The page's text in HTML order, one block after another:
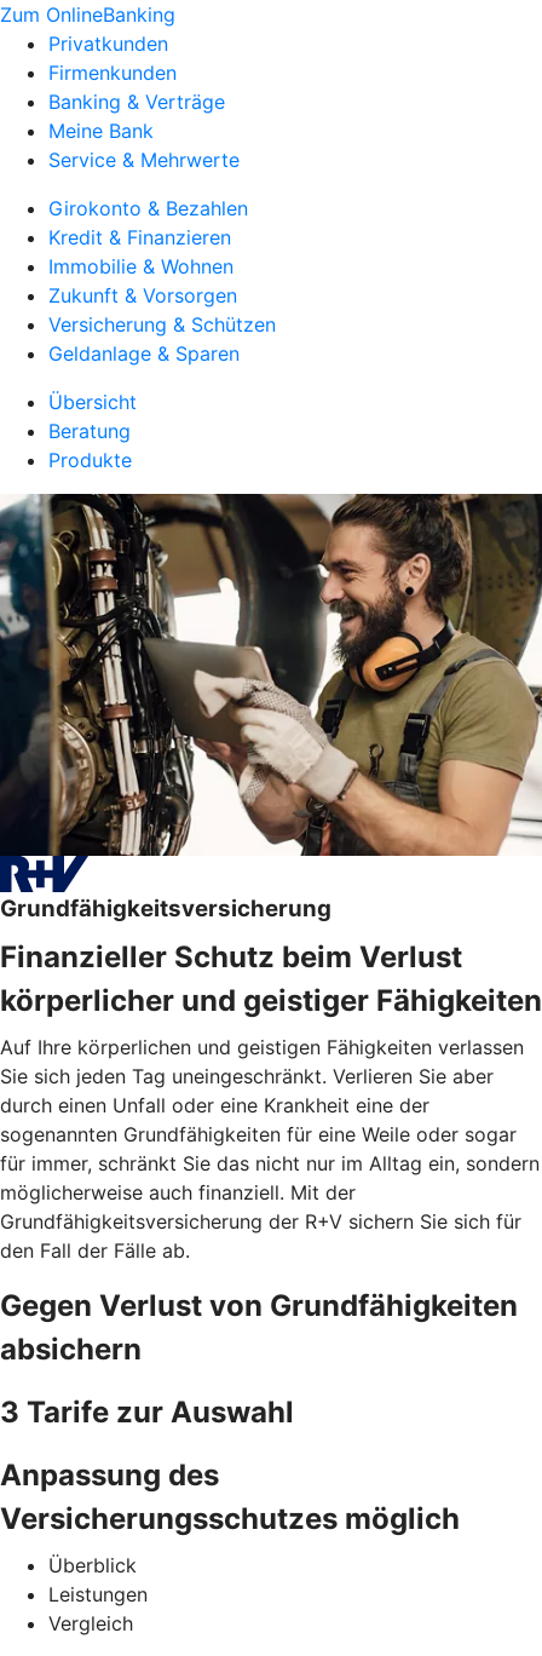
Zum OnlineBanking
Privatkunden
Firmenkunden
Banking & Verträge
Meine Bank
Service & Mehrwerte
Girokonto & Bezahlen
Kredit & Finanzieren
Immobilie & Wohnen
Zukunft & Vorsorgen
Versicherung & Schützen
Geldanlage & Sparen
Übersicht
Beratung
Produkte
Grundfähigkeitsversicherung
Finanzieller Schutz beim Verlust
körperlicher und geistiger Fähigkeiten
Auf Ihre körperlichen und geistigen Fähigkeiten verlassen
Sie sich jeden Tag uneingeschränkt. Verlieren Sie aber
durch einen Unfall oder eine Krankheit eine der
sogenannten Grundfähigkeiten für eine Weile oder sogar
für immer, schränkt Sie das nicht nur im Alltag ein, sondern
möglicherweise auch finanziell. Mit der
Grundfähigkeitsversicherung der R+V sichern Sie sich für
den Fall der Fälle ab.
Gegen Verlust von Grundfähigkeiten
absichern
3 Tarife zur Auswahl
Anpassung des
Versicherungsschutzes möglich
Überblick
Leistungen
Vergleich